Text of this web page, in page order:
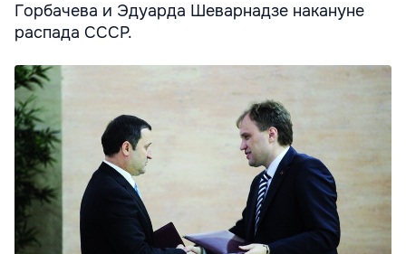
Горбачева и Эдуарда Шеварнадзе накануне
распада СССР.